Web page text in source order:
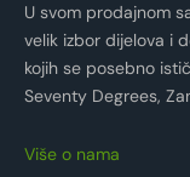
U svom prodajnom
velik izbor dijelova i
kojih se posebno
Seventy Degrees,
Više o nama